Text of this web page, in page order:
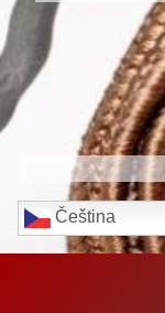
Čeština‎